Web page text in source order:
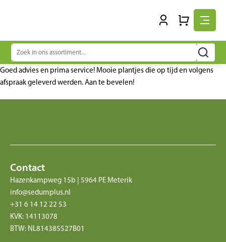
Zoeken
naar:
Goed advies en prima service! Mooie plantjes die op tijd en volgens
afspraak geleverd werden. Aan te bevelen!
Contact
Hazenkampweg 15b | 5964 PE Meterik
info@sedumplus.nl
+31 6 14 12 22 53
KVK: 14113078
BTW: NL814385527B01